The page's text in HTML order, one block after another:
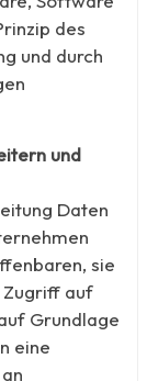
des
und durch
und
Daten
sie
Zugriff auf
Grundlage
eine